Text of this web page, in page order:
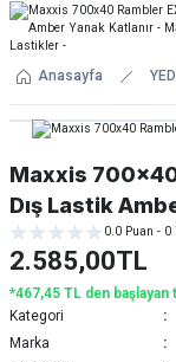
Anasayfa
Maxxis
Dış Lastik
0.0 Puan - 0
2.585,00TL
*467,45 TL den
Kategori
Marka